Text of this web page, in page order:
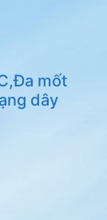
mốt
dây